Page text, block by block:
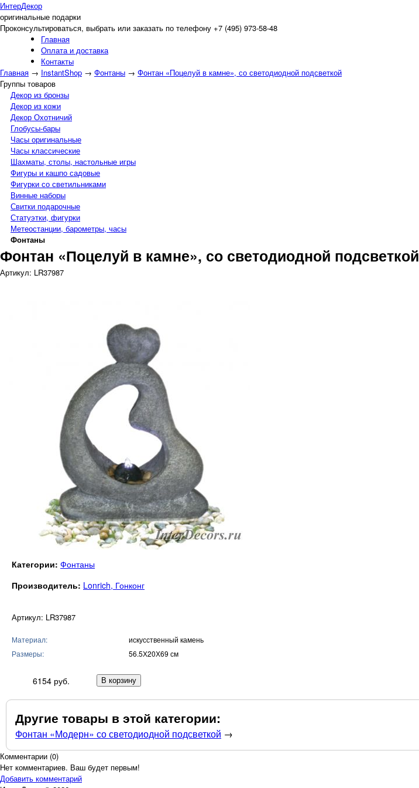
ИнтерДекор
оригинальные подарки
Проконсультироваться, выбрать или заказать по телефону +7 (495) 973-58-48
Главная
Оплата и доставка
Контакты
Главная → InstantShop → Фонтаны → Фонтан «Поцелуй в камне», со светодиодной подсветкой
Группы товаров
Декор из бронзы
Декор из кожи
Декор Охотничий
Глобусы-бары
Часы оригинальные
Часы классические
Шахматы, столы, настольные игры
Фигуры и кашпо садовые
Фигурки со светильниками
Винные наборы
Свитки подарочные
Статуэтки, фигурки
Метеостанции, барометры, часы
Фонтаны
Фонтан «Поцелуй в камне», со светодиодной подсветкой
Артикул: LR37987
Категории: Фонтаны
Производитель: Lonrich, Гонконг
Артикул: LR37987
Материал:
искусственный камень
Размеры:
56.5Х20Х69 см
6154 руб.
Другие товары в этой категории:
Фонтан «Модерн» со светодиодной подсветкой →
Комментарии (0)
Нет комментариев. Ваш будет первым!
Добавить комментарий